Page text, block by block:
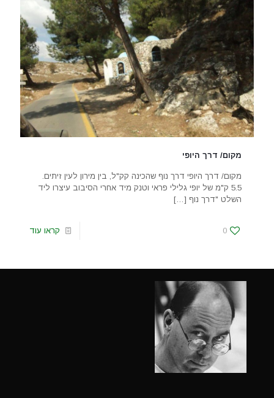
מקום/ דרך היופי
מקום/ דרך היופי דרך נוף שהכינה קק"ל, בין מירון לעין זיתים.
5.5 ק"מ של יופי גלילי פראי וטנק מיד אחרי הסיבוב עיצרו ליד
השלט "דרך נוף […]
0 קראו עוד